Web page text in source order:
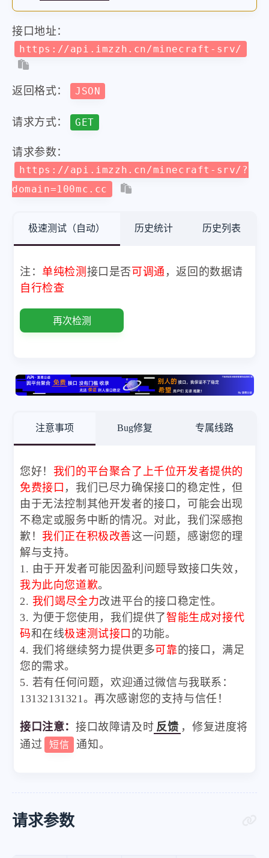
接口地址：
https://api.imzzh.cn/minecraft-srv/
返回格式： JSON
请求方式： GET
请求参数：
https://api.imzzh.cn/minecraft-srv/?
domain=100mc.cc
极速测试（自动） 历史统计 历史列表
注： 单纯检测 接口是否 可调通 ，返回的数据请
自行检查
再次检测
注意事项 Bug修复 专属线路
您好！ 我们的平台聚合了上千位开发者提供的
免费接口 ，我们已尽力确保接口的稳定性，但
由于无法控制其他开发者的接口，可能会出现
不稳定或服务中断的情况。对此，我们深感抱
歉！ 我们正在积极改善这一问题，感谢您的理
解与支持。
1. 由于开发者可能因盈利问题导致接口失效，
我为此向您道歉。
2. 我们竭尽全力改进平台的接口稳定性。
3. 为便于您使用，我们提供了智能生成对接代
码和在线极速测试接口 的功能。
4. 我们将继续努力提供更多可靠的接口，满足
您的需求。
5. 若有任何问题，欢迎通过微信与我联系：
13132131321。再次感谢您的支持与信任！
接口注意： 接口故障请及时 反馈 ，修复进度将
通过
短信 通知。
请求参数